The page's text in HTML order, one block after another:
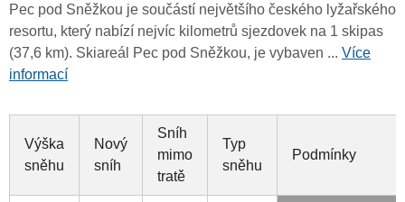
Pec pod Sněžkou je součástí největšího českého lyžařského
resortu, který nabízí nejvíc kilometrů sjezdovek na 1 skipas
(37,6 km). Skiareál Pec pod Sněžkou, je vybaven ... Více
informací
Výška
sněhu
Nový
sníh
Sníh
mimo
tratě
Typ
sněhu
Podmínky